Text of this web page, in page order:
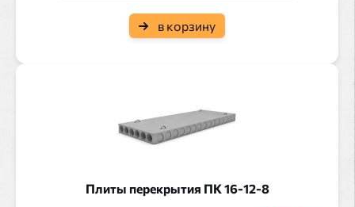
в корзину
Плиты перекрытия ПК 16-12-8